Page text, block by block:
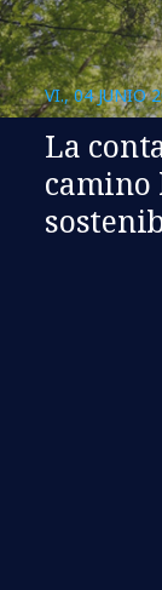
VI., 04 JUNIO
La
camino